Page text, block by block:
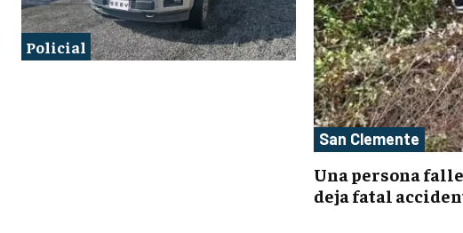
Policial
San Clemente
Una persona
deja fatal